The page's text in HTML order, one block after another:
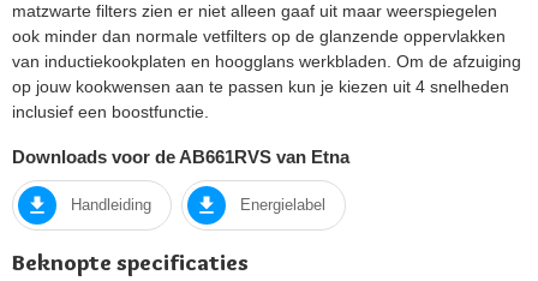
matzwarte filters zien er niet alleen gaaf uit maar weerspiegelen
ook minder dan normale vetfilters op de glanzende oppervlakken
van inductiekookplaten en hoogglans werkbladen. Om de afzuiging
op jouw kookwensen aan te passen kun je kiezen uit 4 snelheden
inclusief een boostfunctie.
Downloads voor de AB661RVS van Etna
Handleiding Energielabel
Beknopte specificaties